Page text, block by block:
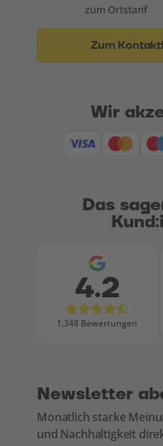
zum Ortstarif
Zum
Das
4.2
1.348 Bewertungen
Newsletter
Monatlich starke
und Nachhaltigkeit
Wir